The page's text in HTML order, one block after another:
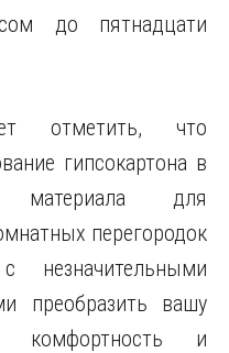
до пятнадцати
отметить, что
гипсокартона в
материала для
перегородок
преобразить вашу
комфортность и